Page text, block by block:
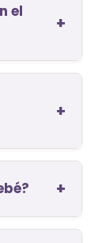
el
+
+
+